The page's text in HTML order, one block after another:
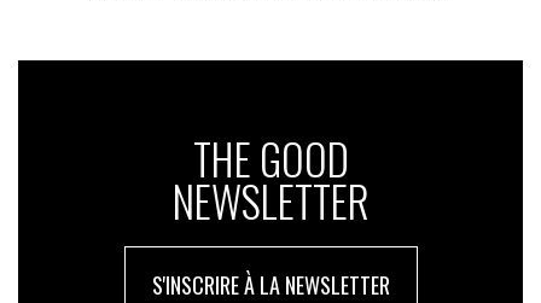
THE GOOD
NEWSLETTER
S'INSCRIRE À LA NEWSLETTER